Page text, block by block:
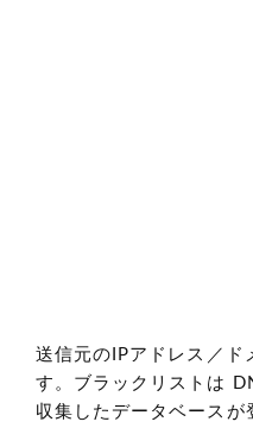
送信元のIPアドレス／ド
す。ブラックリストは
収集したデータベースが